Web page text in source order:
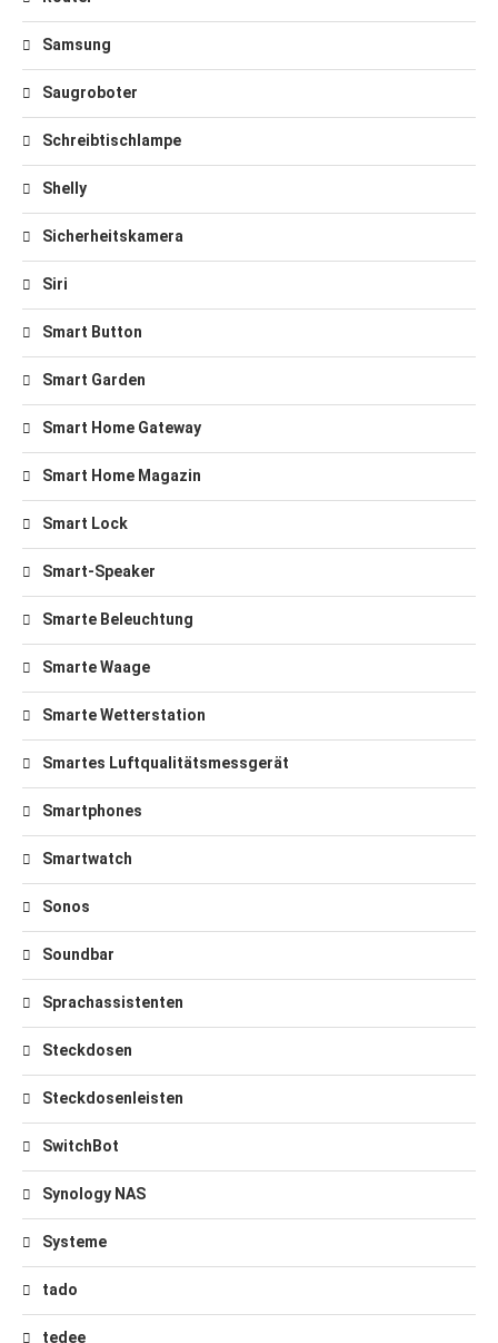
Samsung
Saugroboter
Schreibtischlampe
Shelly
Sicherheitskamera
Siri
Smart Button
Smart Garden
Smart Home Gateway
Smart Home Magazin
Smart Lock
Smart-Speaker
Smarte Beleuchtung
Smarte Waage
Smarte Wetterstation
Smartes Luftqualitätsmessgerät
Smartphones
Smartwatch
Sonos
Soundbar
Sprachassistenten
Steckdosen
Steckdosenleisten
SwitchBot
Synology NAS
Systeme
tado
tedee